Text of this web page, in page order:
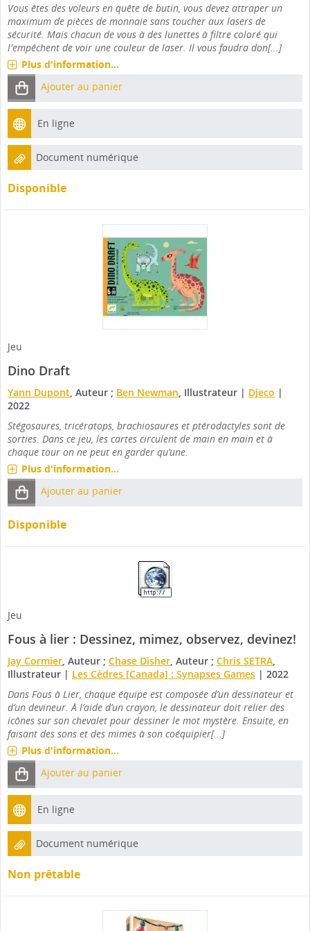
Vous êtes des voleurs en quête de butin, vous devez attraper un
maximum de pièces de monnaie sans toucher aux lasers de
sécurité. Mais chacun de vous à des lunettes à filtre coloré qui
l'empêchent de voir une couleur de laser. Il vous faudra don[...]
Plus d'information...
Ajouter au panier
En ligne
Document numérique
Disponible
Jeu
Dino Draft
Yann Dupont, Auteur ; Ben Newman, Illustrateur | Djeco |
2022
Stégosaures, tricératops, brachiosaures et ptérodactyles sont de
sorties. Dans ce jeu, les cartes circulent de main en main et à
chaque tour on ne peut en garder qu’une.
Plus d'information...
Ajouter au panier
Disponible
Jeu
Fous à lier : Dessinez, mimez, observez, devinez!
Jay Cormier, Auteur ; Chase Disher, Auteur ; Chris SETRA,
Illustrateur | Les Cèdres [Canada] : Synapses Games | 2022
Dans Fous à Lier, chaque équipe est composée d’un dessinateur et
d’un devineur. À l’aide d’un crayon, le dessinateur doit relier des
icônes sur son chevalet pour dessiner le mot mystère. Ensuite, en
faisant des sons et des mimes à son coéquipier[...]
Plus d'information...
Ajouter au panier
En ligne
Document numérique
Non prêtable